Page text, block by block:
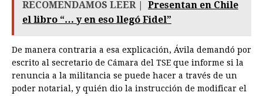
RECOMENDAMOS LEER |
Presentan en Chile
el libro “… y en eso llegó Fidel”
De manera contraria a esa explicación, Ávila demandó por
escrito al secretario de Cámara del TSE que informe si la
renuncia a la militancia se puede hacer a través de un
poder notarial, y quién dio la instrucción de modificar el